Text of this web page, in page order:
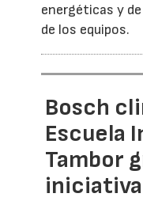
energéticas y
de los equipos.
Bosch
Escuela
Tambor
iniciativa